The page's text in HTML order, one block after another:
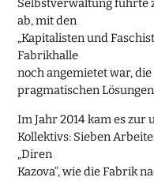
Selbstverwaltung führte
ab, mit den
„Kapitalisten und
Fabrikhalle
noch angemietet war,
pragmatischen
Im Jahr 2014 kam es
Kollektivs: Sieben
„Diren
Kazova“, wie die Fabrik